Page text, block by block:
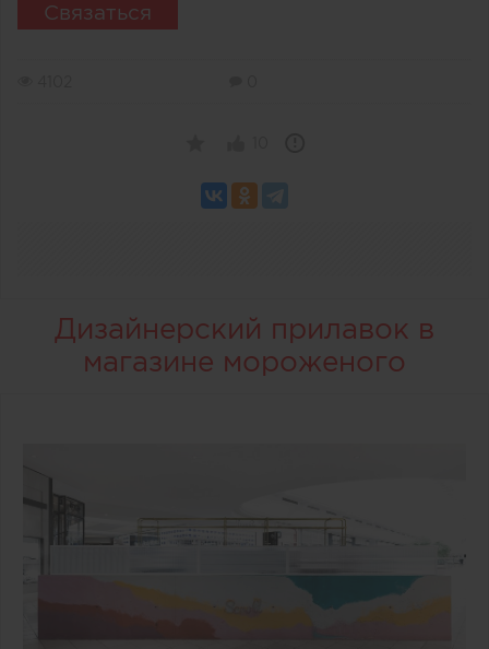
Связаться
Дизайнерский прилавок в
магазине мороженого